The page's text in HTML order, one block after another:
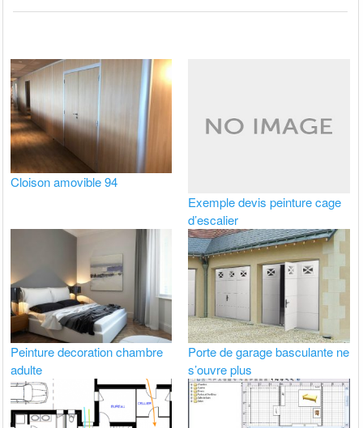
Cloison amovible 94
Exemple devis peinture cage
d’escalier
Peinture decoration chambre
adulte
Porte de garage basculante ne
s’ouvre plus